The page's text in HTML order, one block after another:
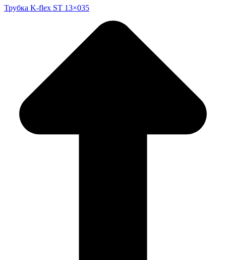
Трубка K-flex ST 13×035